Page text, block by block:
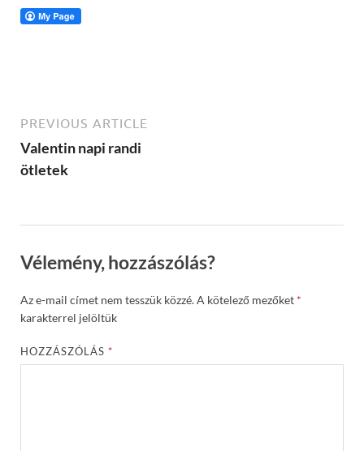
PREVIOUS ARTICLE
Valentin napi randi
ötletek
Vélemény, hozzászólás?
Az e-mail címet nem tesszük közzé.A kötelező mezőket *
karakterrel jelöltük
HOZZÁSZÓLÁS*